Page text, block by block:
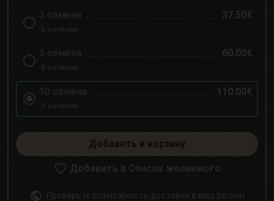
3 семена 37.50€
В наличии
5 семена 60.00€
В наличии
10 семена 110.00€
В наличии
Добавить в корзину
Добавить в Список желаемого
Проверьте возможность доставки в ваш регион